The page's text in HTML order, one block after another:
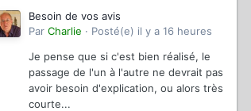
Besoin de vos avis
Par Charlie · Posté(e) il y a 16 heures
Je pense que si c'est bien réalisé, le
passage de l'un à l'autre ne devrait pas
avoir besoin d'explication, ou alors très
courte...